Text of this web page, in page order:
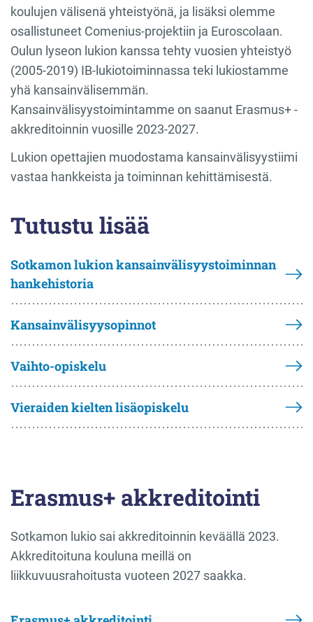
koulujen välisenä yhteistyönä, ja lisäksi olemme
osallistuneet Comenius-projektiin ja Euroscolaan.
Oulun lyseon lukion kanssa tehty vuosien yhteistyö
(2005-2019) IB-lukiotoiminnassa teki lukiostamme
yhä kansainvälisemmän.
Kansainvälisyystoimintamme on saanut Erasmus+ -
akkreditoinnin vuosille 2023-2027.
Lukion opettajien muodostama kansainvälisyystiimi
vastaa hankkeista ja toiminnan kehittämisestä.
Tutustu lisää
Sotkamon lukion kansainvälisyystoiminnan
hankehistoria
Kansainvälisyysopinnot
Vaihto-opiskelu
Vieraiden kielten lisäopiskelu
Erasmus+ akkreditointi
Sotkamon lukio sai akkreditoinnin keväällä 2023.
Akkreditoituna kouluna meillä on
liikkuvuusrahoitusta vuoteen 2027 saakka.